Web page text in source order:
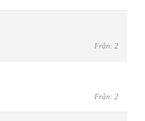
Från: 2
Från: 2